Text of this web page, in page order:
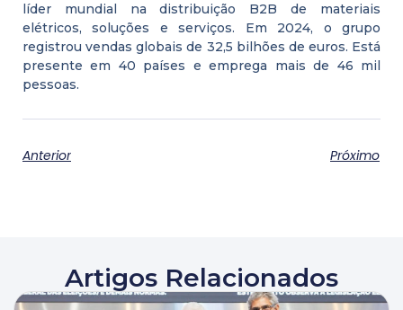
líder mundial na distribuição B2B de materiais
elétricos, soluções e serviços. Em 2024, o grupo
registrou vendas globais de 32,5 bilhões de euros. Está
presente em 40 países e emprega mais de 46 mil
pessoas.
Anterior Próximo
Artigos Relacionados